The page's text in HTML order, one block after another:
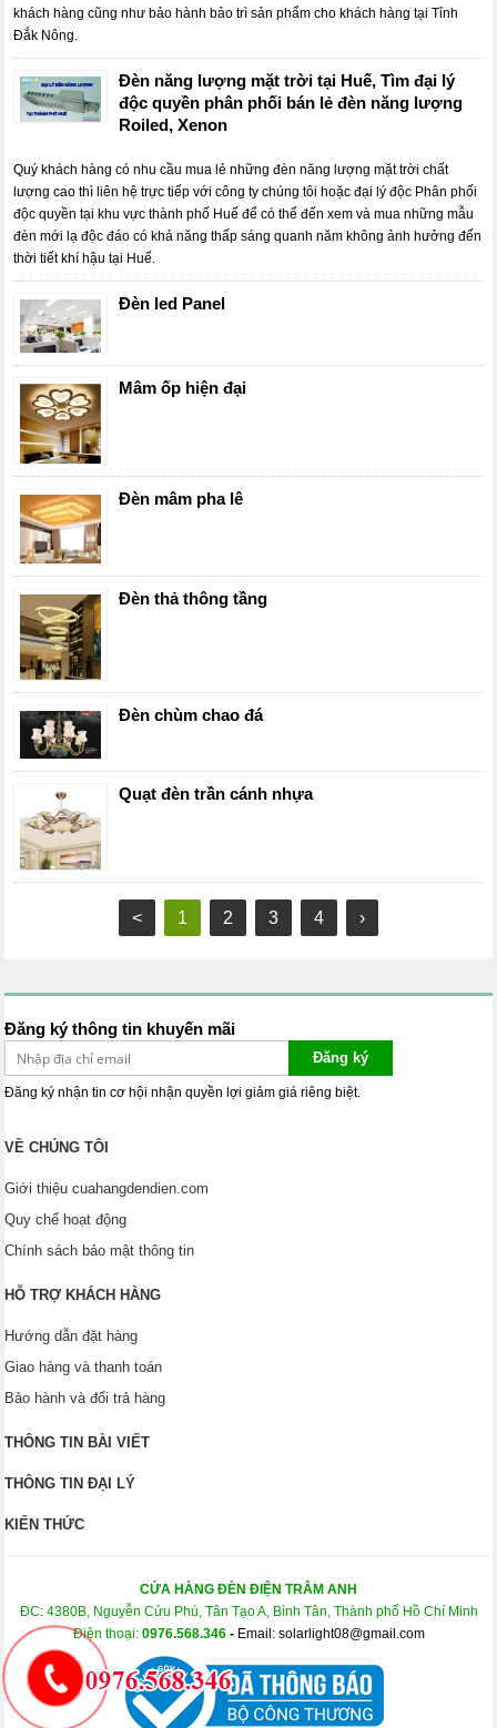
khách hàng cũng như bảo hành bảo trì sản phẩm cho khách hàng tại Tỉnh
Đắk Nông.
Đèn năng lượng mặt trời tại Huế, Tìm đại lý
độc quyền phân phối bán lẻ đèn năng lượng
Roiled, Xenon
Quý khách hàng có nhu cầu mua lẻ những đèn năng lượng mặt trời chất
lượng cao thì liên hệ trực tiếp với công ty chúng tôi hoặc đại lý độc Phân phối
độc quyền tại khu vực thành phố Huế để có thể đến xem và mua những mẫu
đèn mới lạ độc đáo có khả năng thấp sáng quanh năm không ảnh hưởng đến
thời tiết khí hậu tại Huế.
Đèn led Panel
Mâm ốp hiện đại
Đèn mâm pha lê
Đèn thả thông tầng
Đèn chùm chao đá
Quạt đèn trần cánh nhựa
< 1 2 3 4 ›
Đăng ký thông tin khuyến mãi
Đăng ký
Đăng ký nhận tin cơ hội nhận quyền lợi giảm giá riêng biệt.
VỀ CHÚNG TÔI
Giới thiệu cuahangdendien.com
Quy chế hoạt động
Chính sách bảo mật thông tin
HỖ TRỢ KHÁCH HÀNG
Hướng dẫn đặt hàng
Giao hàng và thanh toán
Bảo hành và đổi trả hàng
THÔNG TIN BÀI VIẾT
THÔNG TIN ĐẠI LÝ
KIẾN THỨC
CỬA HÀNG ĐÈN ĐIỆN TRÂM ANH
ĐC: 4380B, Nguyễn Cửu Phú, Tân Tạo A, Bình Tân, Thành phố Hồ Chí Minh
Điện thoại: 0976.568.346- Email: solarlight08@gmail.com